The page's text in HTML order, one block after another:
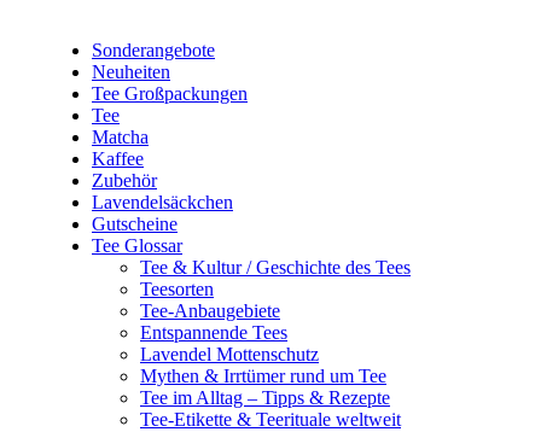
Sonderangebote
Neuheiten
Tee Großpackungen
Tee
Matcha
Kaffee
Zubehör
Lavendelsäckchen
Gutscheine
Tee Glossar
Tee & Kultur / Geschichte des Tees
Teesorten
Tee-Anbaugebiete
Entspannende Tees
Lavendel Mottenschutz
Mythen & Irrtümer rund um Tee
Tee im Alltag – Tipps & Rezepte
Tee-Etikette & Teerituale weltweit